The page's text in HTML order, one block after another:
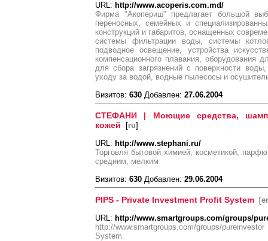
URL: http://www.acoperis.com.md/
Фирма "Акопериш" предлагает большой
переносных, семейных и
конструкций и габаритов, оснащенных
системы фильтрации воды, системы
подводное освещение, устройства
компенсационного плавания, оборудования
для сбора загрязнений с поверхности
уходу за водой, водные пылесосы и
Визитов: 630 Добавлен: 27.06.2004
СТЕФАНИ | Моющие средства,
кожей [ru]
URL: http://www.stephani.ru/
Торговля бытовой химией, косметикой,
средним, мелким
Визитов: 630 Добавлен: 29.06.2004
PIPS - Private Investment Profit System [
URL: http://www.smartgroups.com/groups/
http://www.smartgroups.com/groups/
System